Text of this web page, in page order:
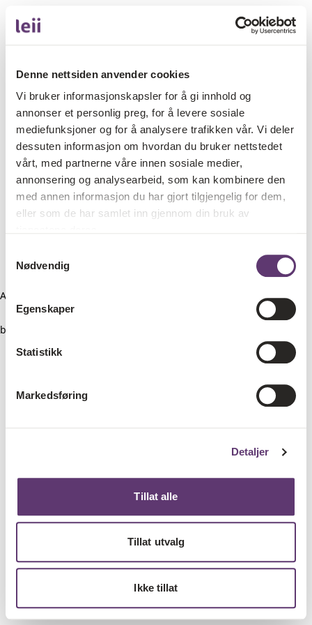
Denne nettsiden anvender cookies
Vi bruker informasjonskapsler for å gi innhold og
annonser et personlig preg, for å levere sosiale
mediefunksjoner og for å analysere trafikken vår. Vi deler
dessuten informasjon om hvordan du bruker nettstedet
vårt, med partnerne våre innen sosiale medier,
annonsering og analysearbeid, som kan kombinere den
med annen informasjon du har gjort tilgjengelig for dem,
eller som de har samlet inn gjennom din bruk av
Nødvendig
Egenskaper
Statistikk
Markedsføring
Detaljer
Tillat alle
Tillat utvalg
Ikke tillat
Application error: a client-side exception has occurred (see the
browser console for more information)